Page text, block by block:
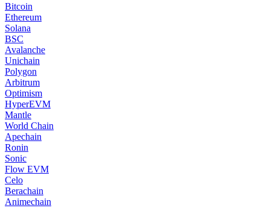
Bitcoin
Ethereum
Solana
BSC
Avalanche
Unichain
Polygon
Arbitrum
Optimism
HyperEVM
Mantle
World Chain
Apechain
Ronin
Sonic
Flow EVM
Celo
Berachain
Animechain